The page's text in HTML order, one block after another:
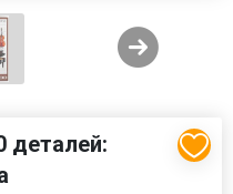
деталей: